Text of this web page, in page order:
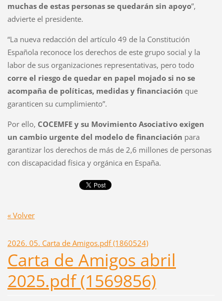
muchas de estas personas se quedarán sin apoyo”,
advierte el presidente.
“La nueva redacción del artículo 49 de la Constitución
Española reconoce los derechos de este grupo social y la
labor de sus organizaciones representativas, pero todo
corre el riesgo de quedar en papel mojado si no se
acompaña de políticas, medidas y financiación que
garanticen su cumplimiento”.
Por ello, COCEMFE y su Movimiento Asociativo exigen
un cambio urgente del modelo de financiación para
garantizar los derechos de más de 2,6 millones de personas
con discapacidad física y orgánica en España.
« Volver
2026. 05. Carta de Amigos.pdf (1860524)
Carta de Amigos abril
2025.pdf (1569856)